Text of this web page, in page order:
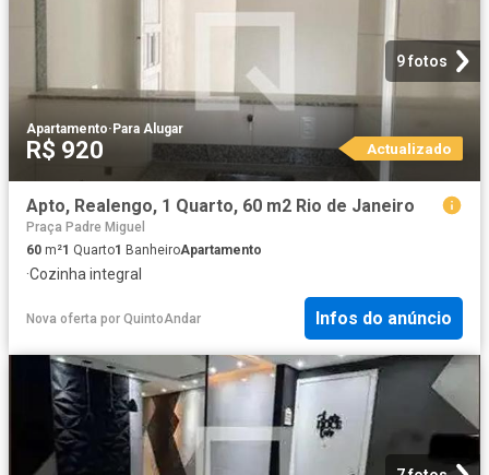
9 fotos
Apartamento·Para Alugar
R$ 920 Actualizado
Apto, Realengo, 1 Quarto, 60 m2 Rio de Janeiro
Praça Padre Miguel
60 m²1 Quarto1 BanheiroApartamento
·Cozinha integral
Nova oferta por QuintoAndar Infos do anúncio